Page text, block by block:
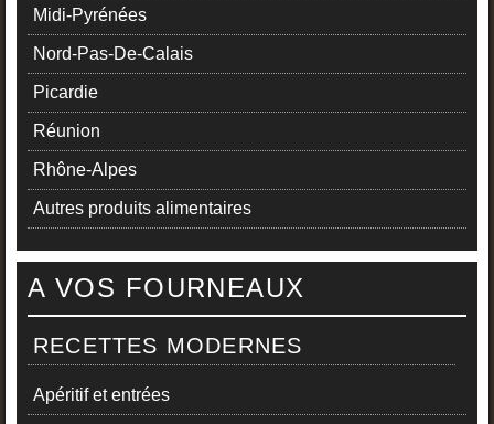
Midi-Pyrénées
Nord-Pas-De-Calais
Picardie
Réunion
Rhône-Alpes
Autres produits alimentaires
A VOS FOURNEAUX
RECETTES MODERNES
Apéritif et entrées